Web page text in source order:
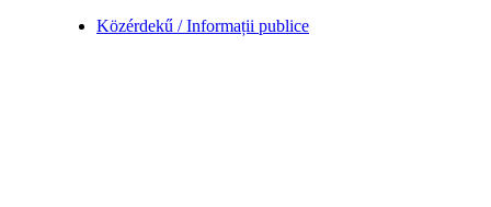
Közérdekű / Informații publice